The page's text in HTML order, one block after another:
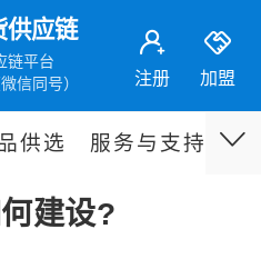
供应链
链平台
信同号）
注册 加盟
供选 服务与支持 伙
建设?